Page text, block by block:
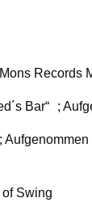
Records
Bar“ ;
Swing